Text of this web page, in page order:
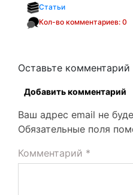
Статьи
Кол-во комментариев: 0
Оставьте комментарий
Добавить комментарий
Ваш адрес email не
Обязательные поля
Комментарий *